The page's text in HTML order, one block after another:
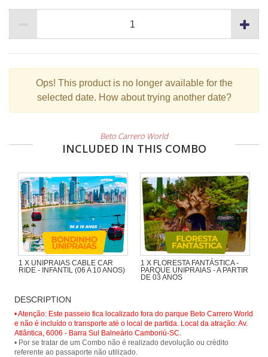
Ops! This product is no longer available for the
selected date. How about trying another date?
Beto Carrero World
INCLUDED IN THIS COMBO
1 X UNIPRAIAS CABLE CAR
RIDE - INFANTIL (06 A 10 ANOS)
panoramic view of the city and its
beautiful beaches.
1 X FLORESTA FANTÁSTICA -
PARQUE UNIPRAIAS - A PARTIR
DE 03 ANOS
DESCRIPTION
• Atenção: Este passeio fica localizado fora do parque Beto Carrero World
e não é incluído o transporte até o local de partida. Local da atração: Av.
Atlântica, 6006 - Barra Sul Balneário Camboriú-SC.
• Por se tratar de um Combo não é realizado devolução ou crédito
referente ao passaporte não utilizado.